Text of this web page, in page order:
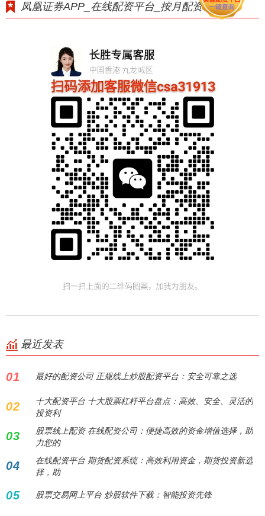
凤凰证券APP_在线配资平台_按月配资
最近发表
01 最好的配资公司 正规线上炒股配资平台：安全可靠之选
02
十大配资平台 十大股票杠杆平台盘点：高效、安全、灵活的
投资利
03
股票线上配资 在线配资公司：便捷高效的资金增值选择，助
力您的
04
在线配资平台 期货配资系统：高效利用资金，期货投资新选
择，助
05 股票交易网上平台 炒股软件下载：智能投资先锋